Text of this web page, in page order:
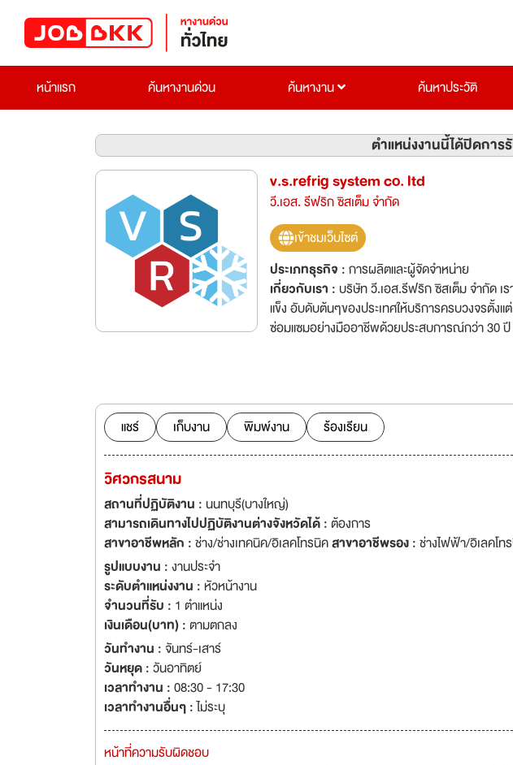
หน้าแรก
ค้นหางานด่วน ค้นหางาน ค้นหาประวัติ
ตำแหน่งงานนี้ได้ปิดการ
v.s.refrig system co. ltd
วี.เอส. รีฟริก ซิสเต็ม จำกัด
เข้าชมเว็บไซต์
ประเภทธุรกิจ :การผลิตและผู้จัดจำหน่าย
เกี่ยวกับเรา :บริษัท วี.เอส.รีฟริก ซิสเต็ม จำกัด เ
แข็ง อับดับต้นๆของประเทศให้บริการครบวงจรตั้
ซ่อมแซมอย่างมืออาชีพด้วยประสบการณ์กว่า 30
บริษัทฯมีความมั่นคง กำลังต้องการผู้ร่วมงานที่มีพ
แชร์ เก็บงาน พิมพ์งาน ร้องเรียน
วิศวกรสนาม
สถานที่ปฏิบัติงาน : นนทบุรี(บางใหญ่)
สามารถเดินทางไปปฏิบัติงานต่างจังหวัดได้ :ต้องการ
สาขาอาชีพหลัก :ช่าง/ช่างเทคนิค/อิเลคโทรนิคสาขาอาชีพรอง :ช่างไฟฟ้า/อิเลคโ
รูปแบบงาน :งานประจำ
ระดับตำแหน่งงาน :หัวหน้างาน
จำนวนที่รับ : 1 ตำแหน่ง
เงินเดือน(บาท) :ตามตกลง
วันทำงาน : จันทร์-เสาร์
วันหยุด :วันอาทิตย์
เวลาทำงาน :08:30 - 17:30
เวลาทำงานอื่นๆ :ไม่ระบุ
หน้าที่ความรับผิดชอบ